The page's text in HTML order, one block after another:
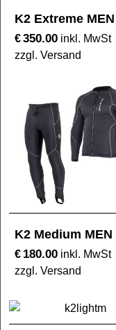
K2 Extreme MEN
€350.00 inkl. MwSt
zzgl. Versand
K2 Medium MEN
€ 180.00 inkl. MwSt
zzgl. Versand